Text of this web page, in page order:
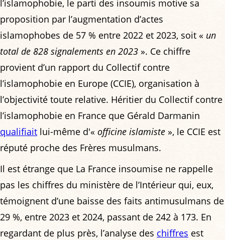
l’islamophobie, le parti des insoumis motive sa
proposition par l’augmentation d’actes
islamophobes de 57 % entre 2022 et 2023, soit « un
total de 828 signalements en 2023 ». Ce chiffre
provient d’un rapport du Collectif contre
l’islamophobie en Europe (CCIE), organisation à
l’objectivité toute relative. Héritier du Collectif contre
l’islamophobie en France que Gérald Darmanin
qualifiait lui-même d'« officine islamiste », le CCIE est
réputé proche des Frères musulmans.
Il est étrange que La France insoumise ne rappelle
pas les chiffres du ministère de l’Intérieur qui, eux,
témoignent d’une baisse des faits antimusulmans de
29 %, entre 2023 et 2024, passant de 242 à 173. En
regardant de plus près, l’analyse des chiffres est